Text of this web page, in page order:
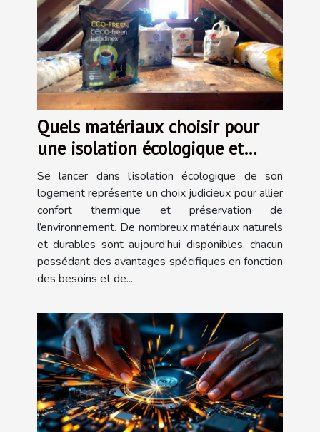
Quels matériaux choisir pour
une isolation écologique et
efficace ?
Se lancer dans l’isolation écologique de son
logement représente un choix judicieux pour allier
confort thermique et préservation de
l’environnement. De nombreux matériaux naturels
et durables sont aujourd’hui disponibles, chacun
possédant des avantages spécifiques en fonction
des besoins et de...